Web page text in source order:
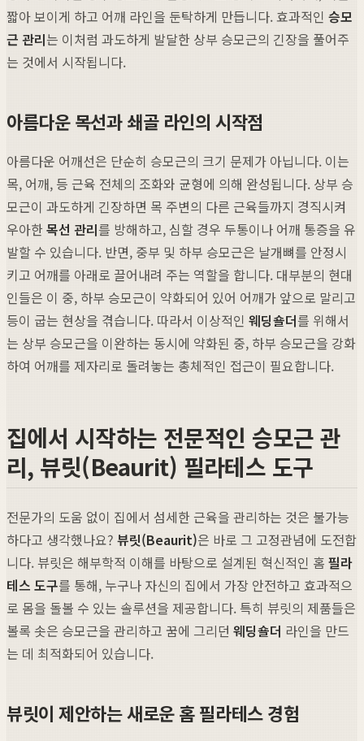
짧아 보이게 하고 어깨 라인을 둔탁하게 만듭니다. 효과적인 승모
근 관리는 이처럼 과도하게 발달한 상부 승모근의 긴장을 풀어주
는 것에서 시작됩니다.
아름다운 목선과 쇄골 라인의 시작점
아름다운 어깨선은 단순히 승모근의 크기 문제가 아닙니다. 이는
목, 어깨, 등 근육 전체의 조화와 균형에 의해 완성됩니다. 상부 승
모근이 과도하게 긴장하면 목 주변의 다른 근육들까지 경직시켜
우아한목선 관리를 방해하고, 심할 경우 두통이나 어깨 통증을 유
발할 수 있습니다. 반면, 중부 및 하부 승모근은 날개뼈를 안정시
키고 어깨를 아래로 끌어내려 주는 역할을 합니다. 대부분의 현대
인들은 이 중, 하부 승모근이 약화되어 있어 어깨가 앞으로 말리고
등이 굽는 현상을 겪습니다. 따라서 이상적인 웨딩숄더를 위해서
는 상부 승모근을 이완하는 동시에 약화된 중, 하부 승모근을 강화
하여 어깨를 제자리로 돌려놓는 총체적인 접근이 필요합니다.
집에서 시작하는 전문적인 승모근 관
리, 뷰릿(Beaurit) 필라테스 도구
전문가의 도움 없이 집에서 섬세한 근육을 관리하는 것은 불가능
하다고 생각했나요? 뷰릿(Beaurit)은 바로 그 고정관념에 도전합
니다. 뷰릿은 해부학적 이해를 바탕으로 설계된 혁신적인 홈 필라
테스 도구를 통해, 누구나 자신의 집에서 가장 안전하고 효과적으
로 몸을 돌볼 수 있는 솔루션을 제공합니다. 특히 뷰릿의 제품들은
볼록 솟은 승모근을 관리하고 꿈에 그리던 웨딩숄더 라인을 만드
는 데 최적화되어 있습니다.
뷰릿이 제안하는 새로운 홈 필라테스 경험